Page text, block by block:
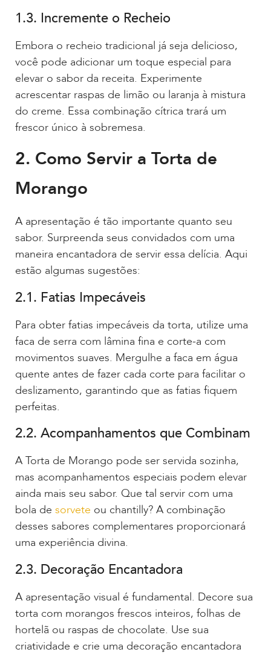
1.3. Incremente o Recheio
Embora o recheio tradicional já seja delicioso,
você pode adicionar um toque especial para
elevar o sabor da receita. Experimente
acrescentar raspas de limão ou laranja à mistura
do creme. Essa combinação cítrica trará um
frescor único à sobremesa.
2. Como Servir a Torta de
Morango
A apresentação é tão importante quanto seu
sabor. Surpreenda seus convidados com uma
maneira encantadora de servir essa delícia. Aqui
estão algumas sugestões:
2.1. Fatias Impecáveis
Para obter fatias impecáveis da torta, utilize uma
faca de serra com lâmina fina e corte-a com
movimentos suaves. Mergulhe a faca em água
quente antes de fazer cada corte para facilitar o
deslizamento, garantindo que as fatias fiquem
perfeitas.
2.2. Acompanhamentos que Combinam
A Torta de Morango pode ser servida sozinha,
mas acompanhamentos especiais podem elevar
ainda mais seu sabor. Que tal servir com uma
bola de sorvete ou chantilly? A combinação
desses sabores complementares proporcionará
uma experiência divina.
2.3. Decoração Encantadora
A apresentação visual é fundamental. Decore sua
torta com morangos frescos inteiros, folhas de
hortelã ou raspas de chocolate. Use sua
criatividade e crie uma decoração encantadora